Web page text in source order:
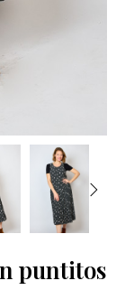
puntitos